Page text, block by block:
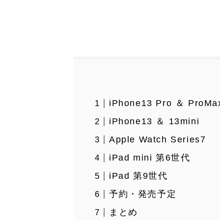
iPhone13 Pro ＆
iPhone13 ＆ 13mini
Apple Watch Series7
iPad mini 第6世代
iPad 第9世代
予約・発売予定
まとめ